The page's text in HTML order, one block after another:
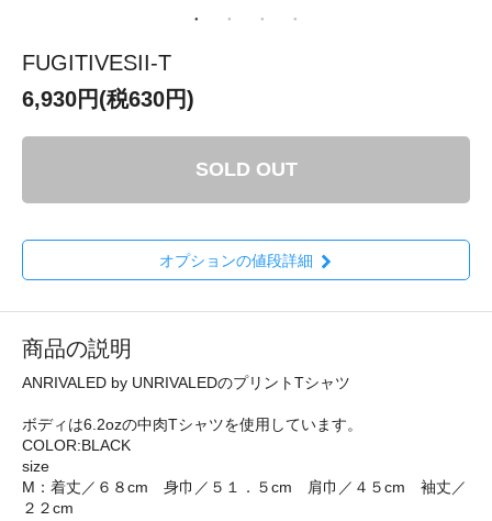
FUGITIVESII-T
6,930円(税630円)
SOLD OUT
オプションの値段詳細
商品の説明
ANRIVALED by UNRIVALEDのプリントTシャツ
ボディは6.2ozの中肉Tシャツを使用しています。
COLOR:BLACK
size
M：着丈／６８cm 身巾／５１．５cm 肩巾／４５cm 袖丈／
２２cm